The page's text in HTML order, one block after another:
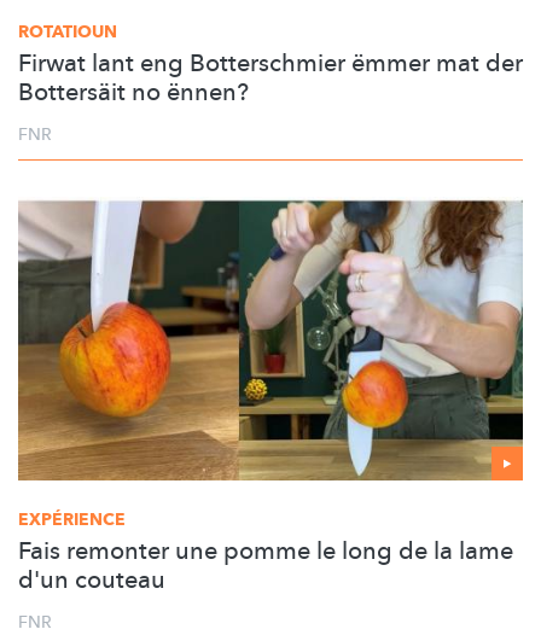
ROTATIOUN
Firwat lant eng Botterschmier ëmmer mat der
Bottersäit no ënnen?
FNR
EXPÉRIENCE
Fais remonter une pomme le long de la lame
d'un couteau
FNR